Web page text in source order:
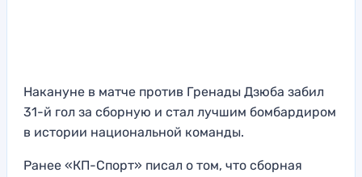
Накануне в матче против Гренады Дзюба забил
31-й гол за сборную и стал лучшим бомбардиром
в истории национальной команды.
Ранее «КП-Спорт» писал о том, что сборная